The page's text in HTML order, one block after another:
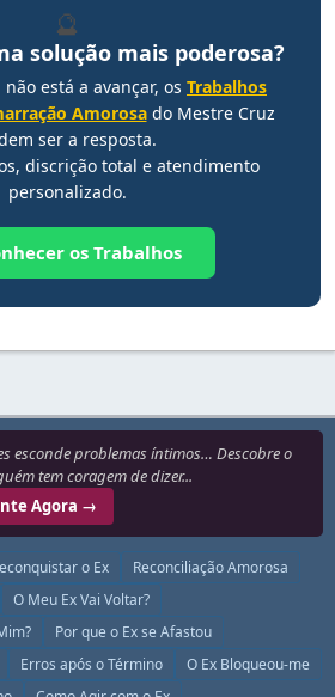
🔮
solução mais poderosa?
está a avançar, os Trabalhos
Amorosado Mestre Cruz
ser a resposta.
discrição total e atendimento
personalizado.
os Trabalhos
esconde problemas íntimos… Descobre o
tem coragem de dizer...
Agora →
o Ex
Reconciliação Amorosa
O Meu Ex Vai Voltar?
Por que o Ex se Afastou
Erros após o Término
O Ex Bloqueou-me